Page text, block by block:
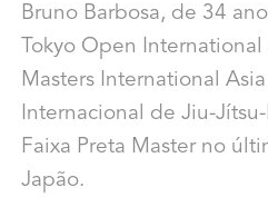
Bruno Barbosa, de 34
Tokyo Open
Masters International
Internacional de Jiu-
Faixa Preta Master no
Japão.